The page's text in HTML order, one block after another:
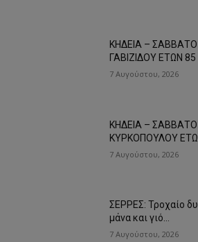
ΚΗΔΕΙΑ –
ΓΑΒΙΖΙΔΟΥ ΕΤΩΝ 85
7 Αυγούστου, 2026
ΚΗΔΕΙΑ –
ΚΥΡΚΟΠΟΥΛΟΥ
7 Αυγούστου, 2026
ΣΕΡΡΕΣ: Τροχαίο
μάνα και γιό…
7 Αυγούστου, 2026